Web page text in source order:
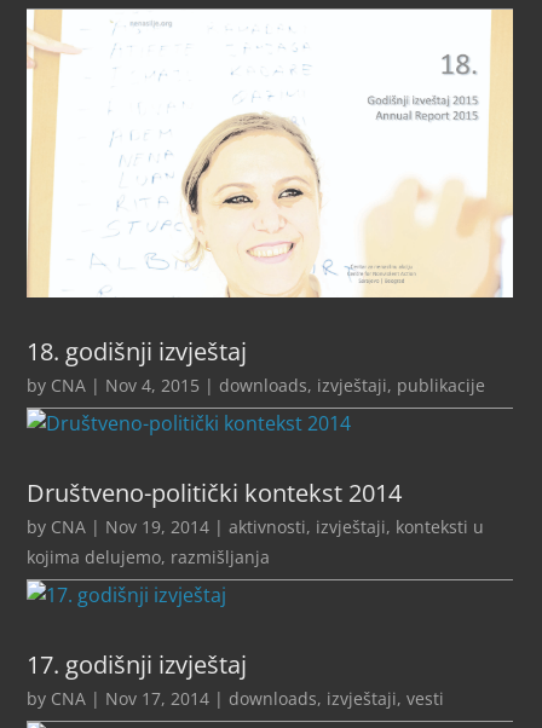
18. godišnji izvještaj
by CNA | Nov 4, 2015 | downloads, izvještaji, publikacije
Društveno-politički kontekst 2014
by CNA | Nov 19, 2014 |aktivnosti, izvještaji, konteksti u
kojima delujemo, razmišljanja
17. godišnji izvještaj
by CNA | Nov 17, 2014 | downloads, izvještaji,vesti